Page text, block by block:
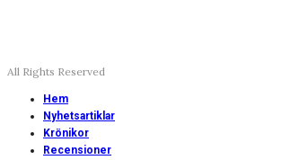
All Rights Reserved
Hem
Nyhetsartiklar
Krönikor
Recensioner